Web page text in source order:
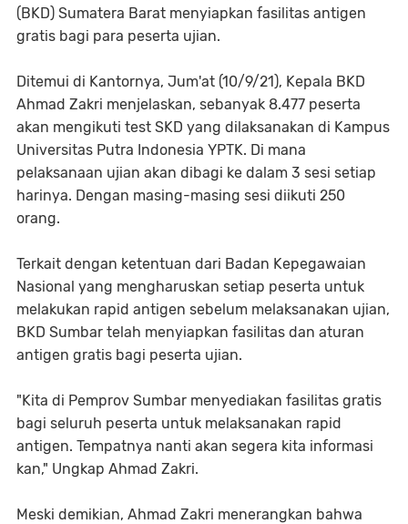
(BKD) Sumatera Barat menyiapkan fasilitas antigen
gratis bagi para peserta ujian.
Ditemui di Kantornya, Jum'at (10/9/21), Kepala BKD
Ahmad Zakri menjelaskan, sebanyak 8.477 peserta
akan mengikuti test SKD yang dilaksanakan di Kampus
Universitas Putra Indonesia YPTK. Di mana
pelaksanaan ujian akan dibagi ke dalam 3 sesi setiap
harinya. Dengan masing-masing sesi diikuti 250
orang.
Terkait dengan ketentuan dari Badan Kepegawaian
Nasional yang mengharuskan setiap peserta untuk
melakukan rapid antigen sebelum melaksanakan ujian,
BKD Sumbar telah menyiapkan fasilitas dan aturan
antigen gratis bagi peserta ujian.
"Kita di Pemprov Sumbar menyediakan fasilitas gratis
bagi seluruh peserta untuk melaksanakan rapid
antigen. Tempatnya nanti akan segera kita informasi
kan," Ungkap Ahmad Zakri.
Meski demikian, Ahmad Zakri menerangkan bahwa